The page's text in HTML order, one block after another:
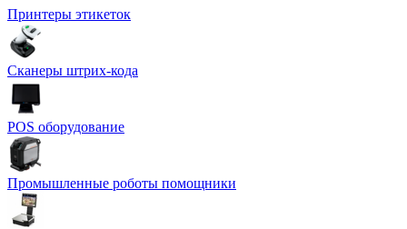
Принтеры этикеток
Сканеры штрих-кода
POS оборудование
Промышленные роботы помощники